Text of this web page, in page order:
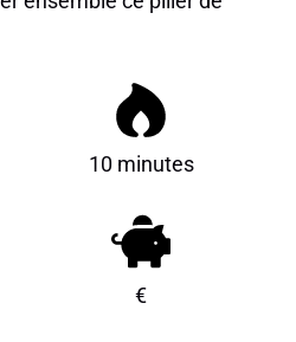
10 minutes
€